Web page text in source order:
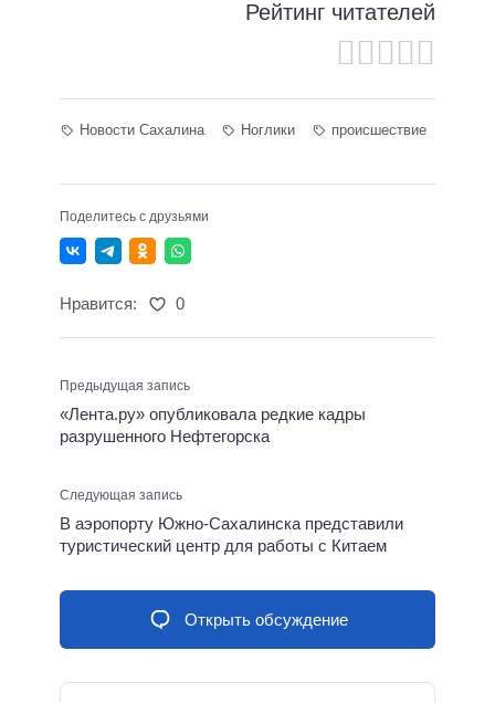
Рейтинг читателей
Новости Сахалина Ноглики происшествие
Поделитесь с друзьями
Нравится: 0
Предыдущая запись
«Лента.ру» опубликовала редкие кадры
разрушенного Нефтегорска
Следующая запись
В аэропорту Южно-Сахалинска представили
туристический центр для работы с Китаем
Открыть обсуждение